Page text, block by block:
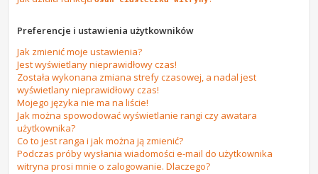
Preferencje i ustawienia użytkowników
Jak zmienić moje ustawienia?
Jest wyświetlany nieprawidłowy czas!
Została wykonana zmiana strefy czasowej, a nadal jest
wyświetlany nieprawidłowy czas!
Mojego języka nie ma na liście!
Jak można spowodować wyświetlanie rangi czy awatara
użytkownika?
Co to jest ranga i jak można ją zmienić?
Podczas próby wysłania wiadomości e-mail do użytkownika
witryna prosi mnie o zalogowanie. Dlaczego?